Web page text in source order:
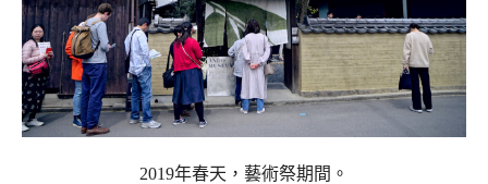
2019年春天，藝術祭期間。